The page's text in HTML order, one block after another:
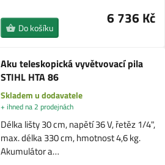
6 736 Kč
Do košíku
Aku teleskopická vyvětvovací pila
STIHL HTA 86
Skladem u dodavatele
+ ihned na 2 prodejnách
Délka lišty 30 cm, napětí 36 V, řetěz 1/4",
max. délka 330 cm, hmotnost 4,6 kg.
Akumulátor a…